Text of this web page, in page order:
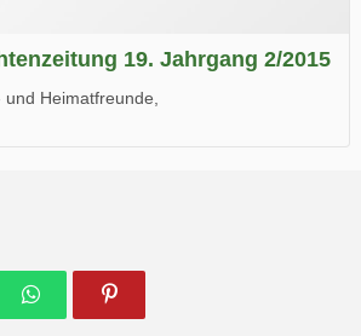
19. Jahrgang 2/2015
und Heimatfreunde,